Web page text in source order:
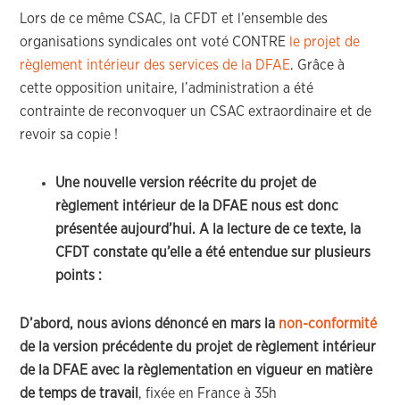
Lors de ce même CSAC, la CFDT et l’ensemble des
organisations syndicales ont voté CONTRE le projet de
règlement intérieur des services de la DFAE. Grâce à
cette opposition unitaire, l’administration a été
contrainte de reconvoquer un CSAC extraordinaire et de
revoir sa copie !
Une nouvelle version réécrite du projet de
règlement intérieur de la DFAE nous est donc
présentée aujourd’hui. A la lecture de ce texte, la
CFDT constate qu’elle a été entendue sur plusieurs
points :
D’abord, nous avions dénoncé en mars la non-conformité
de la version précédente du projet de règlement intérieur
de la DFAE avec la règlementation en vigueur en matière
de temps de travail , fixée en France à 35h